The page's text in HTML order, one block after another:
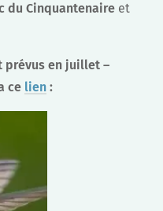
du Cinquantenaire et
prévus en juillet –
ce lien :